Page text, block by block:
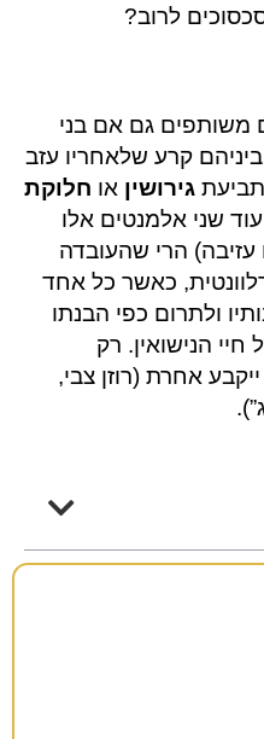
לרוב?
משותפים גם אם בני
ביניהם קרע שלאחריו עזב
גירושין או חלוקת
שני אלמנטים אלו
עזיבה) הרי שהעובדה
כאשר כל אחד
ולתרום כפי הבנתו
הנישואין. רק
אחרת (רוזן צבי,